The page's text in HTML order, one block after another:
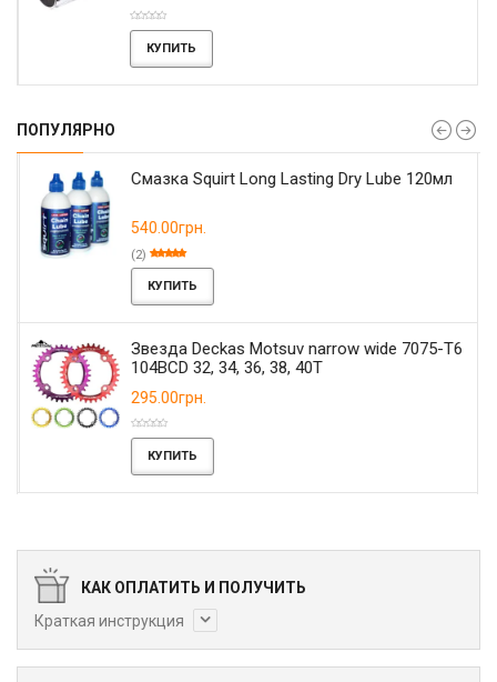
КУПИТЬ
ПОПУЛЯРНО
Смазка Squirt Long Lasting Dry Lube 120мл
540.00грн.
(2)
КУПИТЬ
Звезда Deckas Motsuv narrow wide 7075-T6
104BCD 32, 34, 36, 38, 40T
295.00грн.
КУПИТЬ
КАК ОПЛАТИТЬ И ПОЛУЧИТЬ
Краткая инструкция